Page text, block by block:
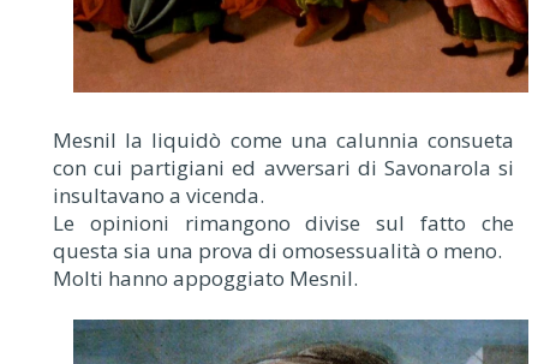
Mesnil la liquidò come una calunnia consueta
con cui partigiani ed avversari di Savonarola si
insultavano a vicenda.
Le opinioni rimangono divise sul fatto che
questa sia una prova di omosessualità o meno.
Molti hanno appoggiato Mesnil.